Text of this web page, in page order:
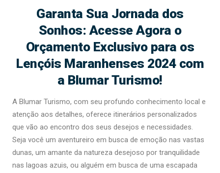
Garanta Sua Jornada dos
Sonhos: Acesse Agora o
Orçamento Exclusivo para os
Lençóis Maranhenses 2024 com
a Blumar Turismo!
A Blumar Turismo, com seu profundo conhecimento local e
atenção aos detalhes, oferece itinerários personalizados
que vão ao encontro dos seus desejos e necessidades.
Seja você um aventureiro em busca de emoção nas vastas
dunas, um amante da natureza desejoso por tranquilidade
nas lagoas azuis, ou alguém em busca de uma escapada